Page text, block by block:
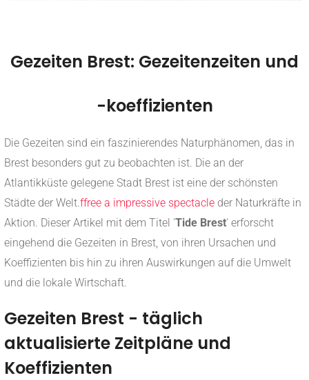
Gezeiten Brest: Gezeitenzeiten und
-koeffizienten
Die Gezeiten sind ein faszinierendes Naturphänomen, das in
Brest besonders gut zu beobachten ist. Die an der
Atlantikküste gelegene Stadt Brest ist eine der schönsten
Städte der Welt.ffree a impressive spectacle der Naturkräfte in
Aktion. Dieser Artikel mit dem Titel 'Tide Brest' erforscht
eingehend die Gezeiten in Brest, von ihren Ursachen und
Koeffizienten bis hin zu ihren Auswirkungen auf die Umwelt
und die lokale Wirtschaft.
Gezeiten Brest - täglich
aktualisierte Zeitpläne und
Koeffizienten